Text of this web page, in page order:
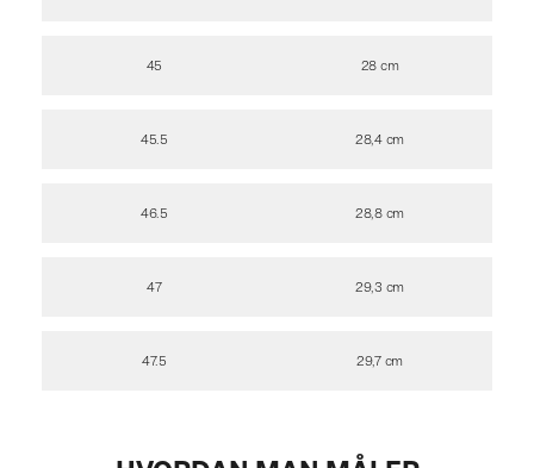
45
45.5
46.5
47
47.5
28 cm
28,4 cm
28,8 cm
29,3 cm
29,7 cm